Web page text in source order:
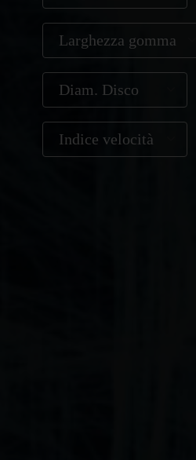
Larghezza gomma
Diam. Disco
Indice velocità